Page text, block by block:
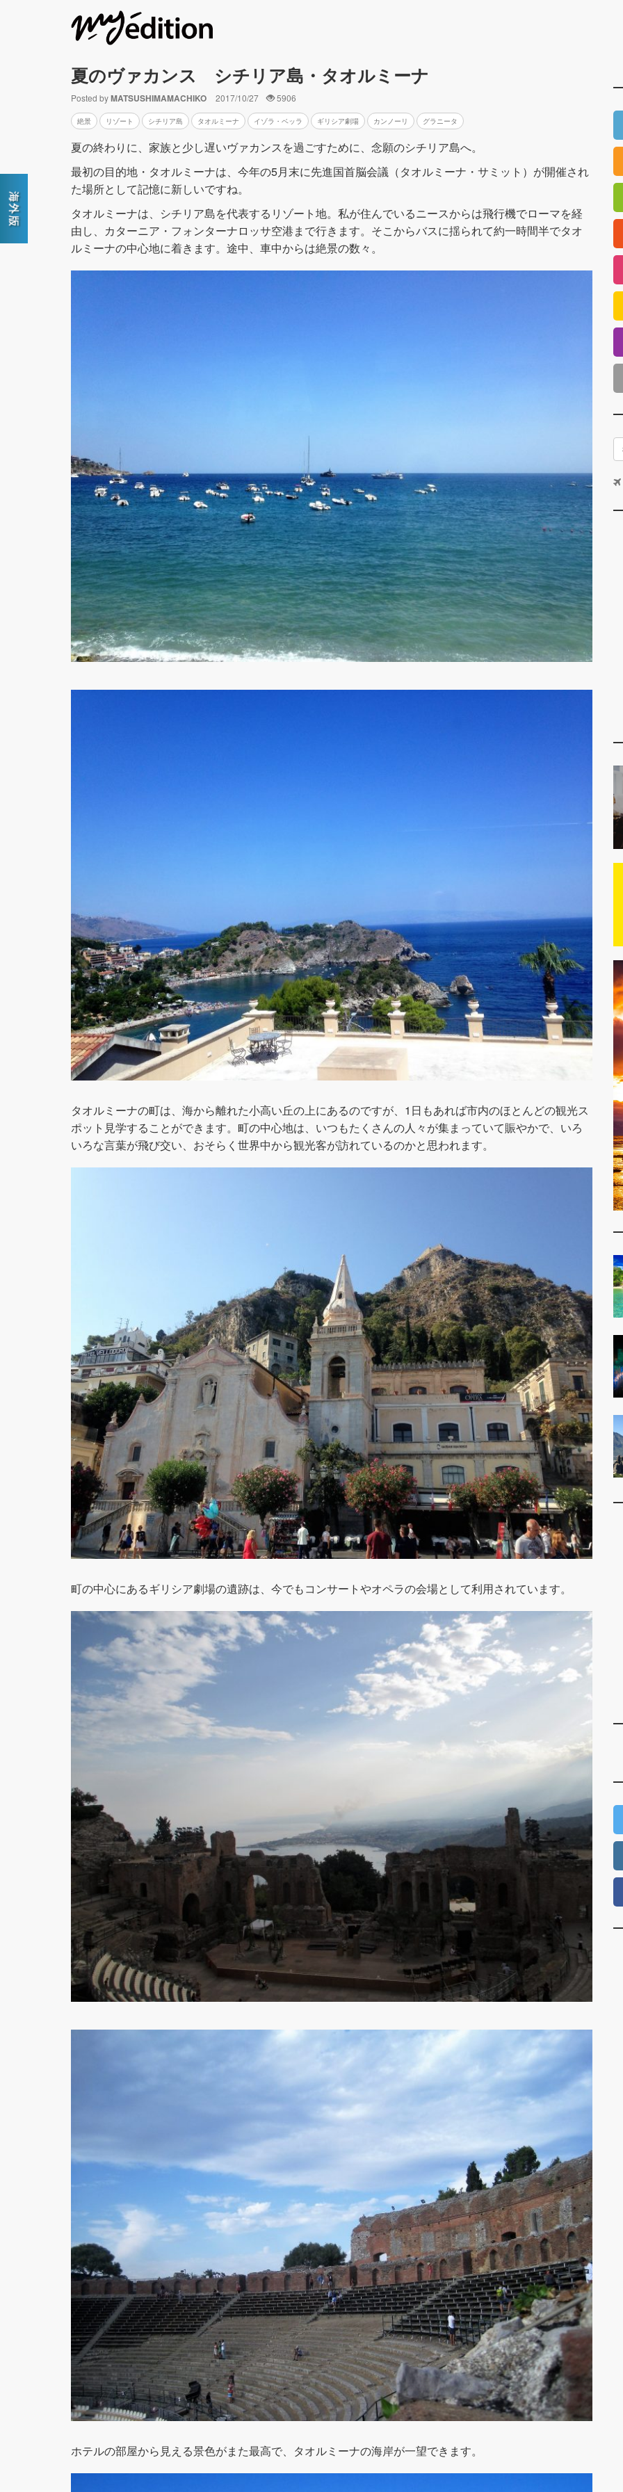
夏のヴァカンス シチリア島・タオルミーナ
Posted byMATSUSHIMAMACHIKO 2017/10/27 5906
絶景 リゾート シチリア島 タオルミーナ イゾラ・ベッラ ギリシア劇場 カンノーリ グラニータ
夏の終わりに、家族と少し遅いヴァカンスを過ごすために、念願のシチリア島へ。
最初の目的地・タオルミーナは、今年の5月末に先進国首脳会議（タオルミーナ・サミット）が開催され
た場所として記憶に新しいですね。
タオルミーナは、シチリア島を代表するリゾート地。私が住んでいるニースからは飛行機でローマを経
由し、カターニア・フォンターナロッサ空港まで行きます。そこからバスに揺られて約一時間半でタオ
ルミーナの中心地に着きます。途中、車中からは絶景の数々。
タオルミーナの町は、海から離れた小高い丘の上にあるのですが、1日もあれば市内のほとんどの観光ス
ポット見学することができます。町の中心地は、いつもたくさんの人々が集まっていて賑やかで、いろ
いろな言葉が飛び交い、おそらく世界中から観光客が訪れているのかと思われます。
町の中心にあるギリシア劇場の遺跡は、今でもコンサートやオペラの会場として利用されています。
ホテルの部屋から見える景色がまた最高で、タオルミーナの海岸が一望できます。